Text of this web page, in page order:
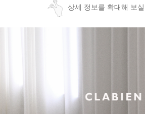
상세 정보를 확대해 보